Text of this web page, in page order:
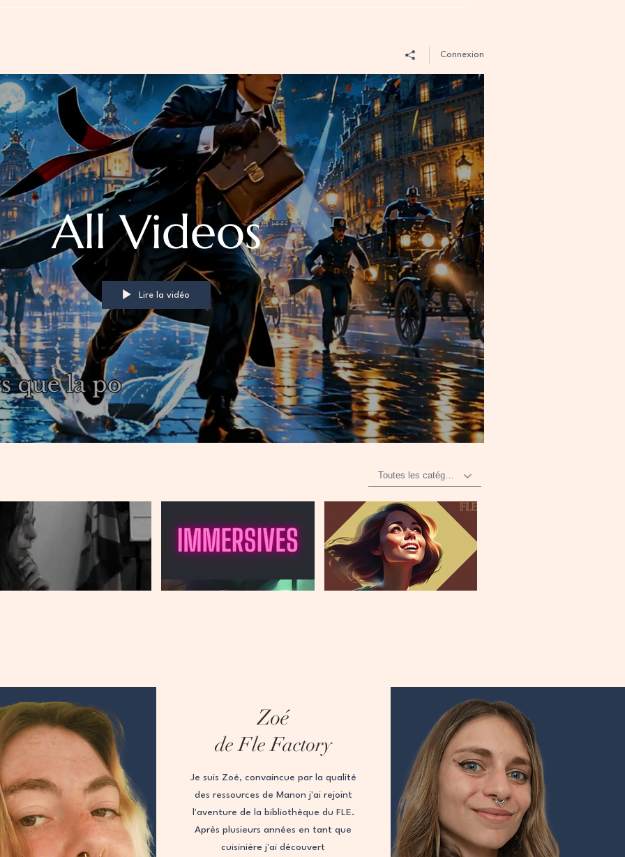
Connexion
All Videos
Lire la vidéo
Toutes les catégories
Zoé
de Fle Factory
Je suis Zoé, convaincue par la qualité
des ressources de Manon j'ai rejoint
l'aventure de la bibliothèque du FLE.
Après plusieurs années en tant que
cuisinière j'ai découvert